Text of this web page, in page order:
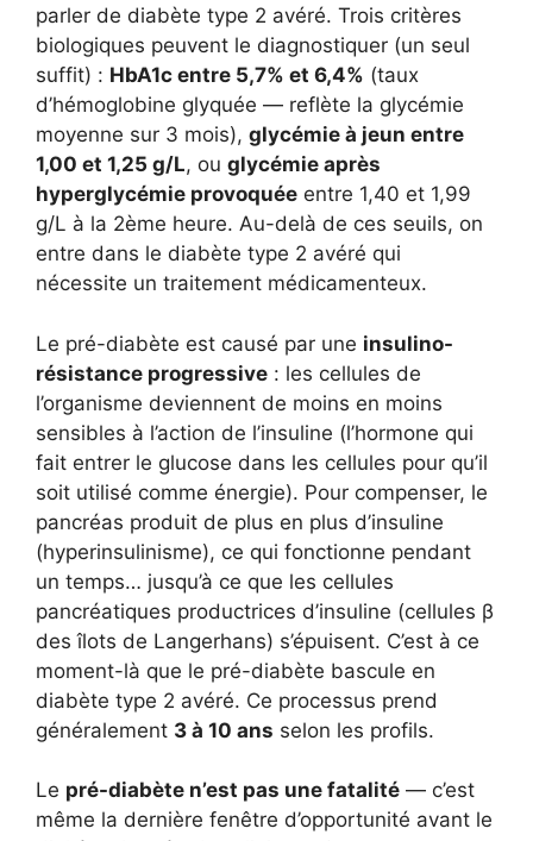
parler de diabète type 2 avéré. Trois critères
biologiques peuvent le diagnostiquer (un seul
suffit) : HbA1c entre 5,7% et 6,4% (taux
d’hémoglobine glyquée — reflète la glycémie
moyenne sur 3 mois), glycémie à jeun entre
1,00 et 1,25 g/L, ou glycémie après
hyperglycémie provoquée entre 1,40 et 1,99
g/L à la 2ème heure. Au-delà de ces seuils, on
entre dans le diabète type 2 avéré qui
nécessite un traitement médicamenteux.
Le pré-diabète est causé par une insulino-
résistance progressive : les cellules de
l’organisme deviennent de moins en moins
sensibles à l’action de l’insuline (l’hormone qui
fait entrer le glucose dans les cellules pour qu’il
soit utilisé comme énergie). Pour compenser, le
pancréas produit de plus en plus d’insuline
(hyperinsulinisme), ce qui fonctionne pendant
un temps… jusqu’à ce que les cellules
pancréatiques productrices d’insuline (cellules β
des îlots de Langerhans) s’épuisent. C’est à ce
moment-là que le pré-diabète bascule en
diabète type 2 avéré. Ce processus prend
généralement 3 à 10 ans selon les profils.
Le pré-diabète n’est pas une fatalité — c’est
même la dernière fenêtre d’opportunité avant le